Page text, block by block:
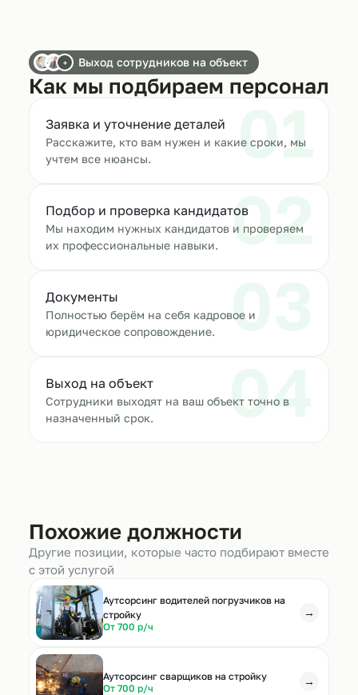
+ Выход сотрудников на объект
Как мы подбираем персонал
01
Заявка и уточнение деталей
Расскажите, кто вам нужен и какие сроки, мы
учтем все нюансы.
02
Подбор и проверка кандидатов
Мы находим нужных кандидатов и проверяем
их профессиональные навыки.
03
Документы
Полностью берём на себя кадровое и
юридическое сопровождение.
04
Выход на объект
Сотрудники выходят на ваш объект точно в
назначенный срок.
Похожие должности
Другие позиции, которые часто подбирают вместе
с этой услугой
Аутсорсинг водителей погрузчиков на
стройку
От 700 р/ч
→
Аутсорсинг сварщиков на стройку
От 700 р/ч
→